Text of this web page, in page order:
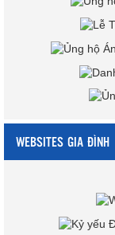
WEBSITES GIA ĐÌNH